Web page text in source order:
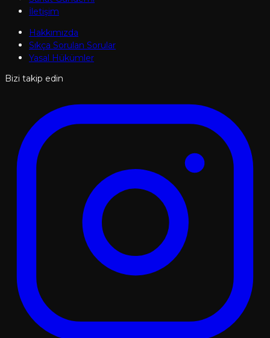
İletişim
Hakkımızda
Sıkça Sorulan Sorular
Yasal Hükümler
Bizi takip edin